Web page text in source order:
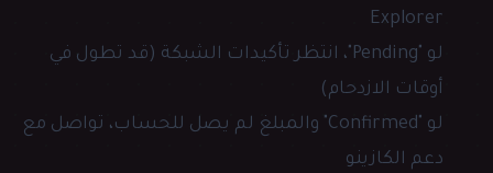
Explorer
لو "Pending"، انتظر تأكيدات الشبكة (قد تطول في
أوقات الازدحام)
لو "Confirmed" والمبلغ لم يصل للحساب، تواصل مع
دعم الكازينو